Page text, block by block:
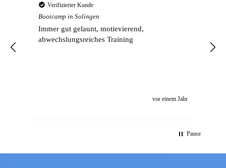
Verifizierter Kunde
Bootcamp in Solingen
Immer gut gelaunt, motievierend,
abwechslungsreiches Training
vor einem Jahr
Pause